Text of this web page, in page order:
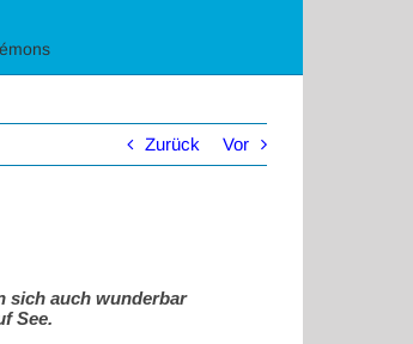
Zurück Vor
sich auch wunderbar
See.